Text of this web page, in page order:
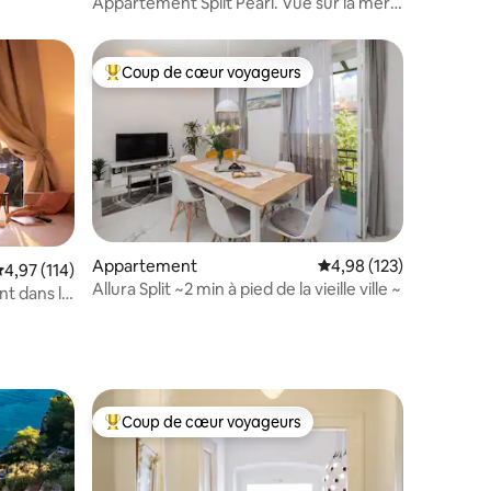
: 4,97 sur 5
appréciés
moyenne sur la base de 114 commentaires : 4,97 sur 5
4,97 (114)
dans le
Coups de cœur voyageurs les plus appréciés
Coup de cœur voyageurs
Appartement Évaluation moyenne
4,98 (123)
Allura Split ~2 min à pied de la vieille ville ~
Coups de cœur voyageurs les plus appréciés
Coup de cœur voyageurs